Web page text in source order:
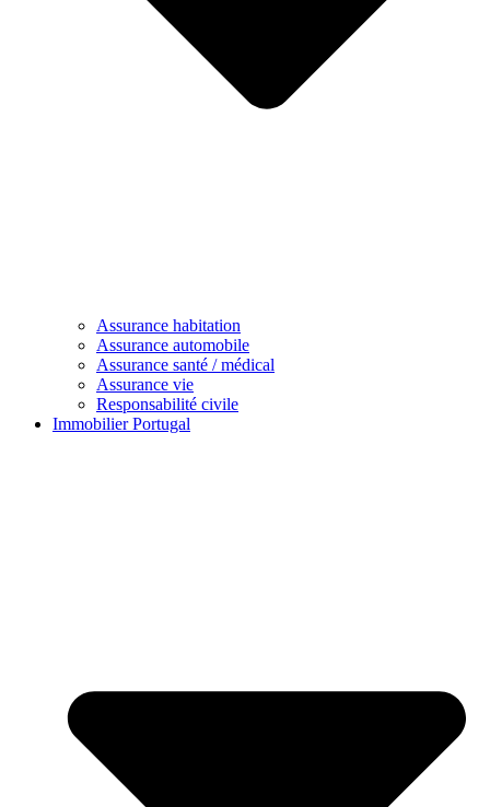
Assurance habitation
Assurance automobile
Assurance santé / médical
Assurance vie
Responsabilité civile
Immobilier Portugal